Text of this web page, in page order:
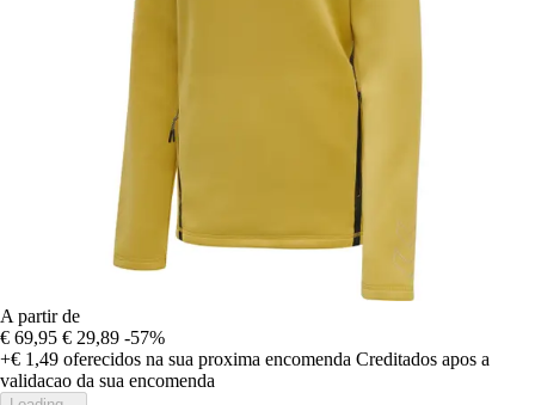
A partir de
€ 69,95 € 29,89 -57%
+€ 1,49 oferecidos na sua proxima encomenda Creditados apos a
validacao da sua encomenda